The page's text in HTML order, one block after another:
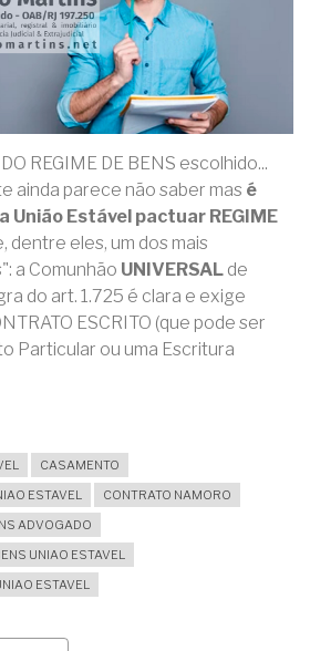
REGIME DE BENS escolhido...
ainda parece não saber mas é
União Estável pactuar REGIME
dentre eles, um dos mais
a Comunhão UNIVERSAL de
do art. 1.725 é clara e exige
ESCRITO (que pode ser
Particular ou uma Escritura
CASAMENTO
ESTAVEL
CONTRATO NAMORO
ADVOGADO
UNIAO ESTAVEL
ESTAVEL